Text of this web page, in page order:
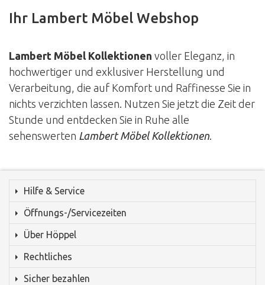
Ihr Lambert Möbel Webshop
Lambert Möbel Kollektionen voller Eleganz, in
hochwertiger und exklusiver Herstellung und
Verarbeitung, die auf Komfort und Raffinesse Sie in
nichts verzichten lassen. Nutzen Sie jetzt die Zeit der
Stunde und entdecken Sie in Ruhe alle
sehenswerten Lambert Möbel Kollektionen.
Hilfe & Service
Öffnungs-/Servicezeiten
Über Höppel
Rechtliches
Sicher bezahlen